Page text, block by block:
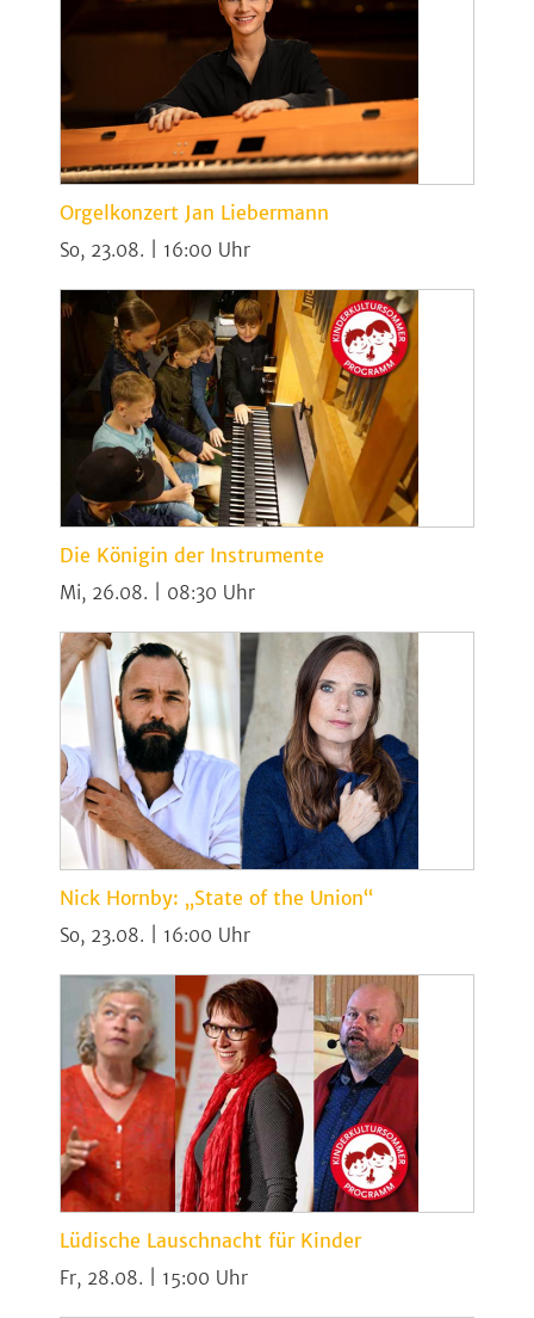
Orgelkonzert Jan Liebermann
So, 23.08. | 16:00
Die Königin der Instrumente
Mi, 26.08. | 08:30
Nick Hornby: „State of the Union“
So, 23.08. | 16:00
Lüdische Lauschnacht für Kinder
Fr, 28.08. | 15:00